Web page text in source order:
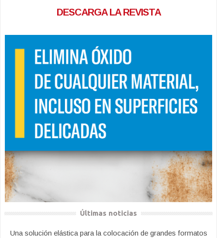
DESCARGA LA REVISTA
Últimas noticias
Una solución elástica para la colocación de grandes formatos